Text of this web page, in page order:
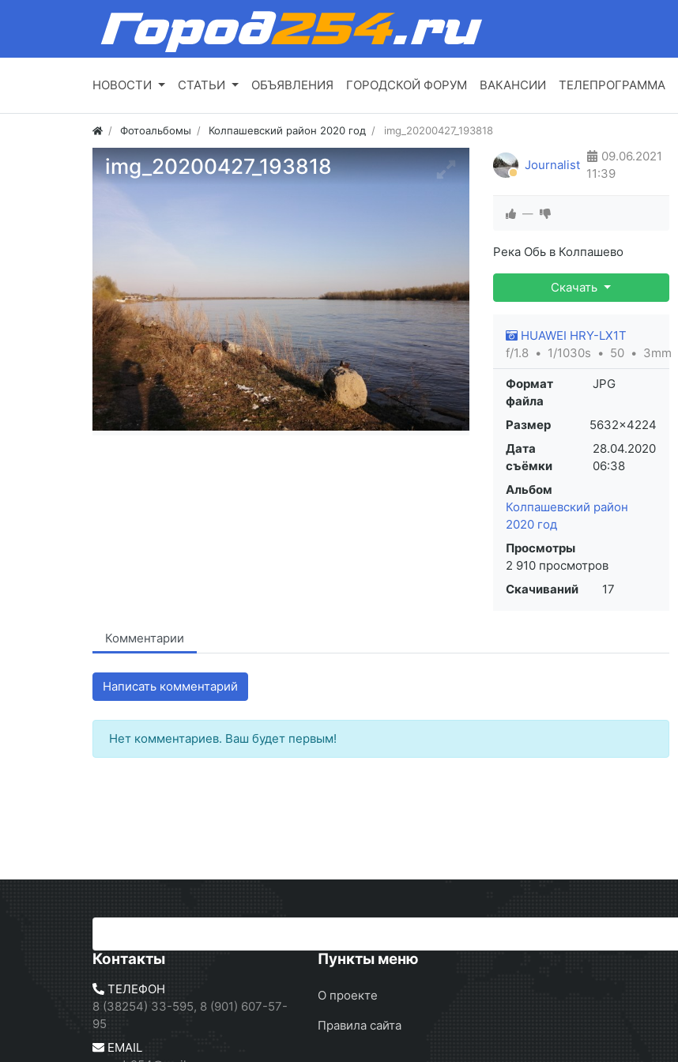
НОВОСТИ СТАТЬИ ОБЪЯВЛЕНИЯ ГОРОДСКОЙ ФОРУМ ВАКАНСИИ ТЕЛЕПРОГРАММА
Фотоальбомы Колпашевский район 2020 год img_20200427_193818
img_20200427_193818 Journalist
09.06.2021
11:39
—
Река Обь в Колпашево
Скачать
HUAWEI HRY-LX1T
f/1.8
1/1030s 50 3mm
Формат
файла
JPG
Размер
5632×4224
Дата
съёмки
28.04.2020
06:38
Альбом
Колпашевский район
2020 год
Просмотры
2 910 просмотров
Скачиваний
17
Комментарии
Написать комментарий
Нет комментариев. Ваш будет первым!
Контакты
ТЕЛЕФОН
8 (38254) 33-595, 8 (901) 607-57-
95
EMAIL
Пункты меню
О проекте
Правила сайта